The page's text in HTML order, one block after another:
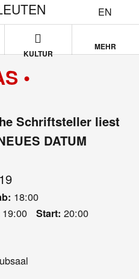
EN
KULTUR
MEHR
•
Schriftsteller liest
DATUM
18:00
19:00 Start: 20:00